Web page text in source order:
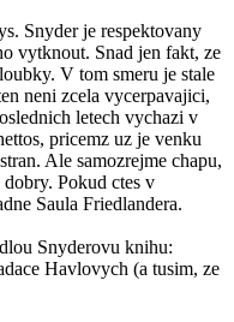
Snyder je respektovany
vytknout. Snad jen fakt, ze
V tom smeru je stale
neni zcela vycerpavajici,
letech vychazi v
pricemz uz je venku
Ale samozrejme chapu,
Pokud ctes v
Saula Friedlandera.
Snyderovu knihu:
Havlovych (a tusim, ze